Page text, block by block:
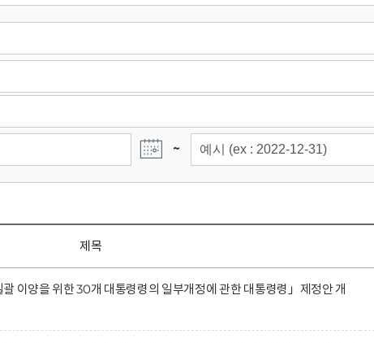
~
제목
괄 이양을 위한 30개 대통령령의 일부개정에 관한 대통령령」제정안 개